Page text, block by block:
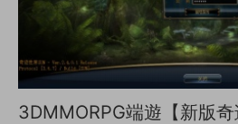
3DMMORPG端遊【新版